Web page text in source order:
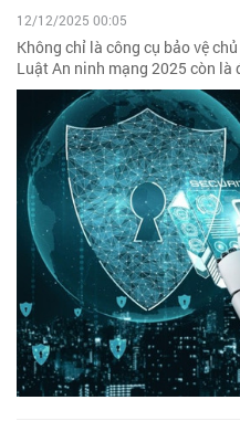
12/12/2025 00:05
Không chỉ là công cụ bảo vệ
Luật An ninh mạng 2025 còn